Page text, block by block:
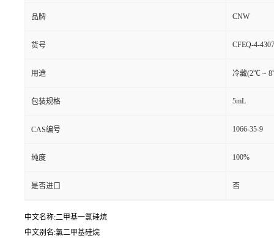
品牌 CNW
货号 CFEQ-4-
用途 冷藏(2℃ ~
包装规格 5mL
CAS编号 1066-35-9
纯度 100%
是否进口 否
中文名称:二甲基一氯硅烷
中文别名:氯二甲基硅烷